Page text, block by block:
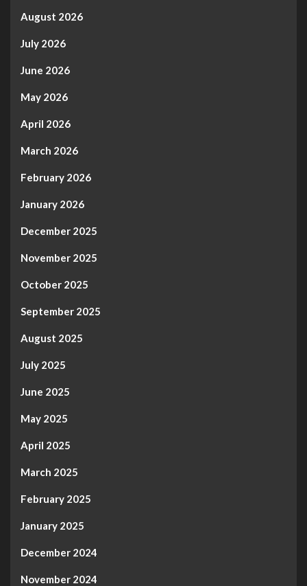
August 2026
July 2026
June 2026
May 2026
April 2026
March 2026
February 2026
January 2026
December 2025
November 2025
October 2025
September 2025
August 2025
July 2025
June 2025
May 2025
April 2025
March 2025
February 2025
January 2025
December 2024
November 2024